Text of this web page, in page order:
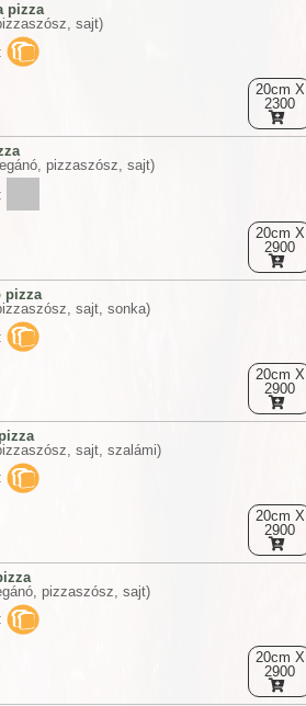
pizza
sajt)
20cm X
2300
pizzaszósz, sajt)
20cm X
2900
pizza
sajt, sonka)
20cm X
2900
sajt, szalámi)
20cm X
2900
pizzaszósz, sajt)
20cm X
2900